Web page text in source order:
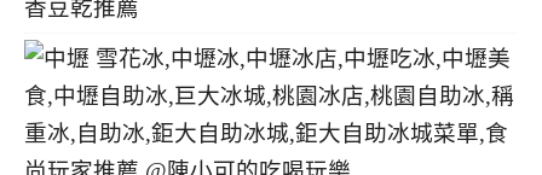
香豆乾推薦